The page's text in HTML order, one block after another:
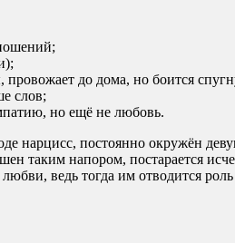
до дома, но боится
слов;
но ещё не любовь.
нарцисс, постоянно окружён
таким напором, постарается
ведь тогда им отводится роль